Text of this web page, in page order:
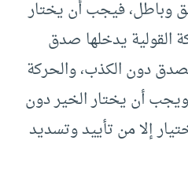
وباطل، فيجب أن يختار
القولية يدخلها صدق
دون الكذب، والحركة
أن يختار الخير دون
إلا من تأييد وتسديد